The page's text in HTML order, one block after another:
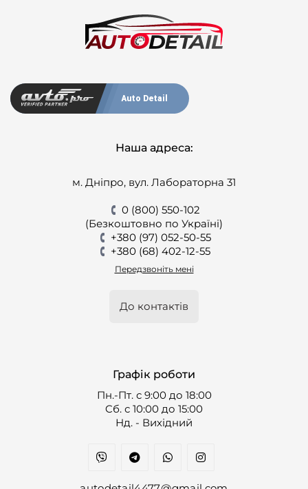
Auto Detail
Наша адреса:
м. Дніпро, вул. Лабораторна 31
0 (800) 550-102
(Безкоштовно по Україні)
+380 (97) 052-50-55
+380 (68) 402-12-55
Передзвоніть мені
До контактів
Графік роботи
Пн.-Пт. с 9:00 до 18:00
Cб. с 10:00 до 15:00
Нд. - Вихідний